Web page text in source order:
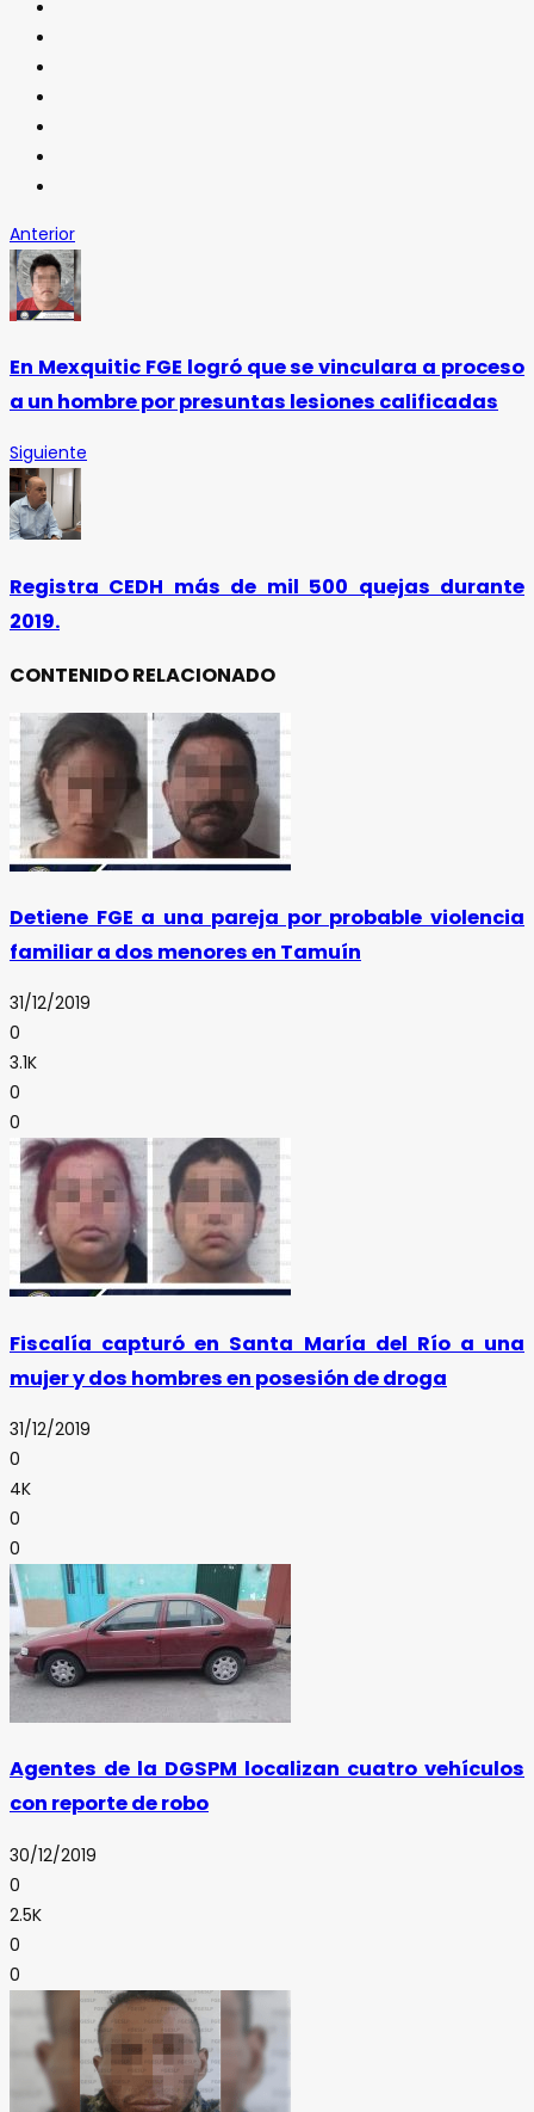
Anterior
En Mexquitic FGE logró que se vinculara a proceso
a un hombre por presuntas lesiones calificadas
Siguiente
Registra CEDH más de mil 500 quejas durante
2019.
CONTENIDO RELACIONADO
Detiene FGE a una pareja por probable violencia
familiar a dos menores en Tamuín
31/12/2019
0
3.1K
0
0
Fiscalía capturó en Santa María del Río a una
mujer y dos hombres en posesión de droga
31/12/2019
0
4K
0
0
Agentes de la DGSPM localizan cuatro vehículos
con reporte de robo
30/12/2019
0
2.5K
0
0